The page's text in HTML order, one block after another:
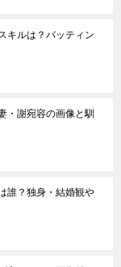
キルは？バッティン
・謝宛容の画像と馴
誰？独身・結婚観や